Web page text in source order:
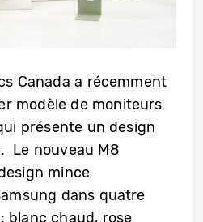
Canada a récemment
modèle de moniteurs
présente un design
Le nouveau M8
mince
dans quatre
blanc chaud, rose